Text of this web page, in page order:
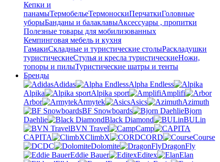
Кепки и
панамыТермобельеТермоноскиПерчаткиГоловные
уборыБанданы и балаклавыАксессуары , пропитки
Полезные товары для мобилизованных
Кемпинговая мебель и кухня
ГамакиСкладные и туристические столыРаскладушки
туристическиеСтулья и кресла туристическиеНожи,
топоры и пилыТуристические шатры и тенты
Бренды
Adidas
Alpha Endless
Alpika
Alpika sport
Amplifi
Arbor
Armytek Asics
Azimuth
BF Snowboards
Bjorn
Daehlie
Black Diamond
BULin
BVN Travel
Camp
CAPITA
ClimbX CORD
Course
DC
Dolomite
DragonFly
Eddie Bauer
Editex
Elan